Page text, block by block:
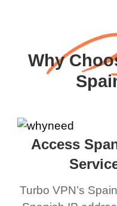
Why
Access
Turbo VPN’s